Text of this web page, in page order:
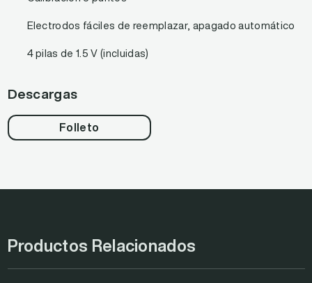
Electrodos fáciles de reemplazar, apagado automático
4 pilas de 1.5 V (incluidas)
Descargas
Folleto
Productos Relacionados